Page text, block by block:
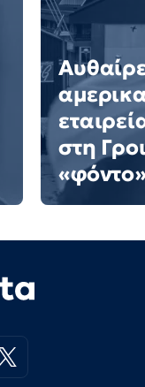
στη